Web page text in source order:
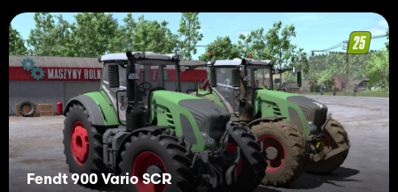
Fendt 900 Vario SCR